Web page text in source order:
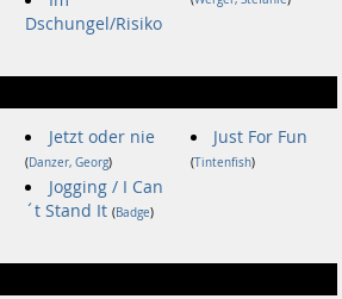
Dschungel/Risiko
Jetzt oder nie
(Danzer, Georg)
Jogging / I Can
´t Stand It (Badge)
Just For Fun
(Tintenfish)